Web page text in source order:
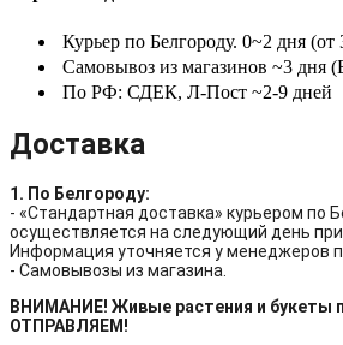
Курьер по Белгороду. 0~2 дня (от
Самовывоз из магазинов ~3 дня
По РФ: СДЕК, Л-Пост ~2-9 дней
Доставка
1. По Белгороду:
- «Стандартная доставка» курьером по
осуществляется на следующий день при
Информация уточняется у менеджеров
- Самовывозы из магазина.
ВНИМАНИЕ! Живые растения и букеты
ОТПРАВЛЯЕМ!